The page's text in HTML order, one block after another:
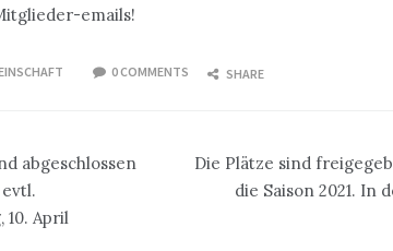
emails!
0 COMMENTS SHARE
abgeschlossen
10. April
Die Plätze sind
die Saison 2021. In